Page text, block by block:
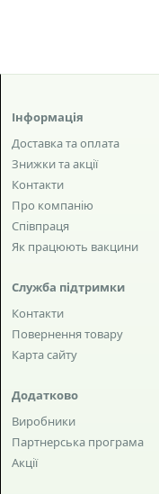
Інформація
Доставка та оплата
Знижки та акції
Контакти
Про компанію
Співпраця
Як працюють вакцини
Служба підтримки
Контакти
Повернення товару
Карта сайту
Додатково
Виробники
Партнерська програма
Акції